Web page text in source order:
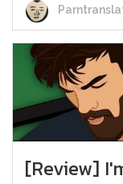
[Review]